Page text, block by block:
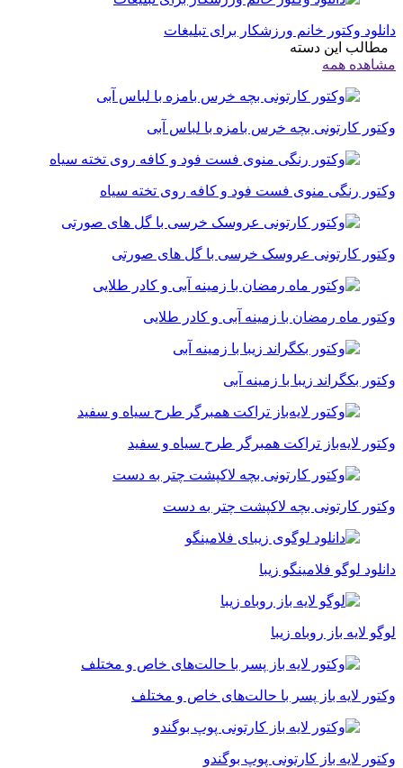
دانلود وکتور خانم ورزشکار برای تبلیغات
مطالب این دسته
مشاهده همه
وکتور کارتونی بچه خرس بامزه با لباس آبی
وکتور رنگی منوی فست فود و کافه روی تخته سیاه
وکتور کارتونی عروسک خرسی با گل های صورتی
وکتور ماه رمضان با زمینه آبی و کادر طلایی
وکتور بکگراند زیبا با زمینه آبی
وکتور لایه‌باز تراکت همبرگر طرح سیاه و سفید
وکتور کارتونی بچه لاکپشت چتر به دست
دانلود لوگو فلامینگو زیبا
لوگو لایه باز روباه زیبا
وکتور لایه باز پسر با حالت‌های خاص و مختلف
وکتور لایه باز کارتونی پوپ بوگندو